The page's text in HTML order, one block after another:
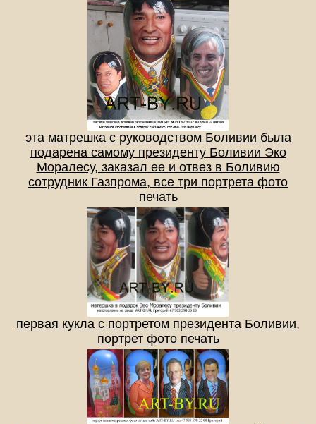
эта матрешка с руководством Боливии была
подарена самому президенту Боливии Эко
Моралесу, заказал ее и отвез в Боливию
сотрудник Газпрома, все три портрета фото
печать
первая кукла с портретом президента Боливии,
портрет фото печать